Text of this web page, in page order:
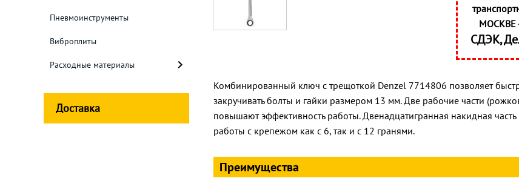
Пневмоинструменты
Виброплиты
Расходные материалы
Доставка
МОСКВЕ
СДЭК,
Комбинированный ключ с трещоткой Denzel 7714806 позволяет
закручивать болты и гайки размером 13 мм. Две рабочие части
повышают эффективность работы. Двенадцатигранная накидная
работы с крепежом как с 6, так и с 12 гранями.
Преимущества